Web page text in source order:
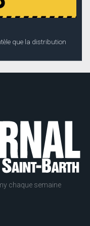
que la distribution
chaque semaine